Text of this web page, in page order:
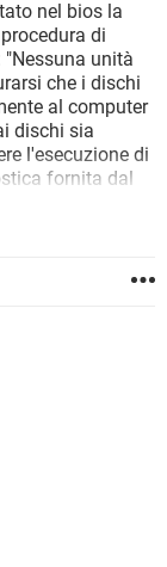
nel bios la
di
unità
che i dischi
al computer
dischi sia
l'esecuzione di
fornita dal
in mente
aiutatemi